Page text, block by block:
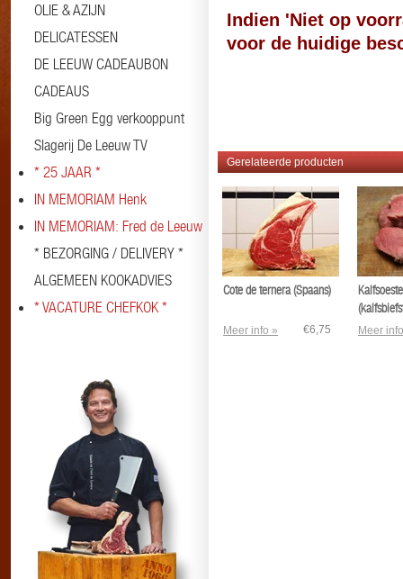
OLIE & AZIJN
DELICATESSEN
DE LEEUW CADEAUBON
CADEAUS
Big Green Egg verkooppunt
Slagerij De Leeuw TV
* 25 JAAR *
IN MEMORIAM Henk
IN MEMORIAM: Fred de Leeuw
* BEZORGING / DELIVERY *
ALGEMEEN KOOKADVIES
* VACATURE CHEFKOK *
Indien 'Niet op
voor de huidige
Gerelateerde producten
Cote de ternera (Spaans)
Meer info » €6,75 Meer